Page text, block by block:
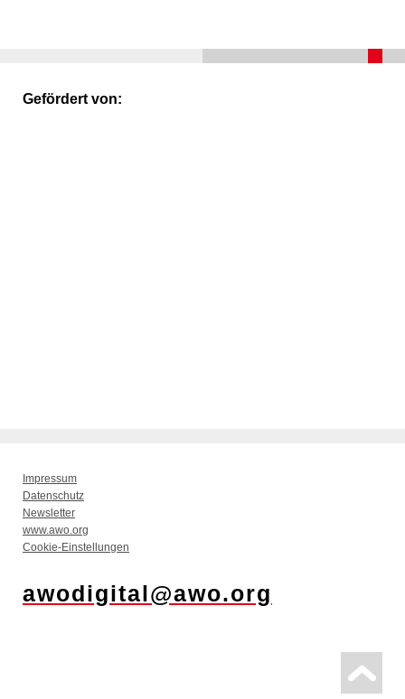
Gefördert von:
Impressum
Datenschutz
Newsletter
www.awo.org
Cookie-Einstellungen
awodigital@awo.org